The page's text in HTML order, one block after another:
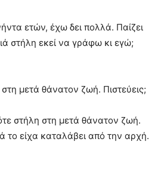
ετών, έχω δει πολλά. Παίζει
στήλη εκεί να γράφω κι εγώ;
μετά θάνατον ζωή. Πιστεύεις;
στήλη στη μετά θάνατον ζωή.
το είχα καταλάβει από την αρχή.